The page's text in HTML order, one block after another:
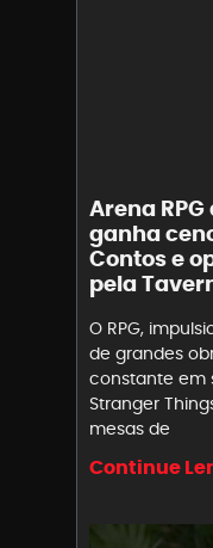
Arena
ganha
Contos e
pela
O RPG,
de grandes
constante em
Stranger
mesas de
Continue